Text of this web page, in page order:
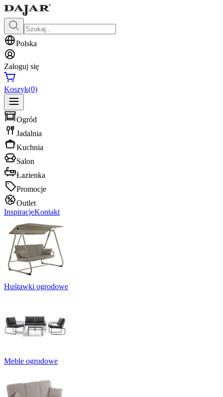
Polska
Zaloguj się
Koszyk(0)
Ogród
Jadalnia
Kuchnia
Salon
Łazienka
Promocje
Outlet
InspiracjeKontakt
Huśtawki ogrodowe
Meble ogrodowe